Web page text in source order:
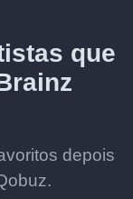
que
depois